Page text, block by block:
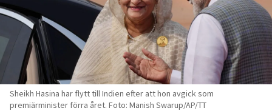
Sheikh Hasina har flytt till Indien efter att hon avgick som
premiärminister förra året. Foto: Manish Swarup/AP/TT